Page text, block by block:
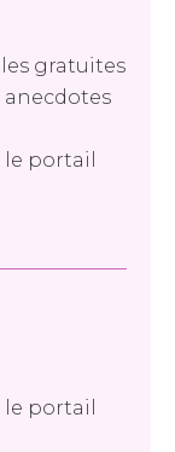
gratuites
anecdotes
portail
portail